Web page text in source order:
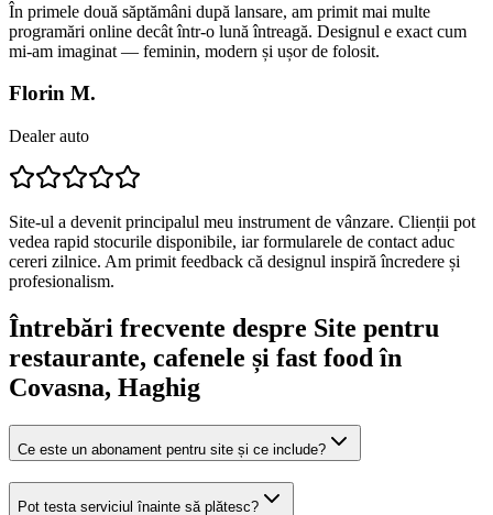
În primele două săptămâni după lansare, am primit mai multe
programări online decât într-o lună întreagă. Designul e exact cum
mi-am imaginat — feminin, modern și ușor de folosit.
Florin M.
Dealer auto
Site-ul a devenit principalul meu instrument de vânzare. Clienții pot
vedea rapid stocurile disponibile, iar formularele de contact aduc
cereri zilnice. Am primit feedback că designul inspiră încredere și
profesionalism.
Întrebări frecvente despre Site pentru
restaurante, cafenele și fast food în
Covasna, Haghig
Ce este un abonament pentru site și ce include?
Pot testa serviciul înainte să plătesc?